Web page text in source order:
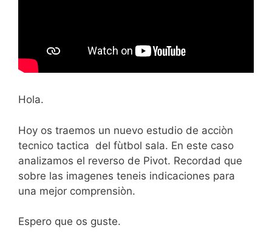
Hola.
Hoy os traemos un nuevo estudio de acciòn
tecnico tactica del fùtbol sala. En este caso
analizamos el reverso de Pivot. Recordad que
sobre las imagenes teneis indicaciones para
una mejor comprensiòn.
Espero que os guste.